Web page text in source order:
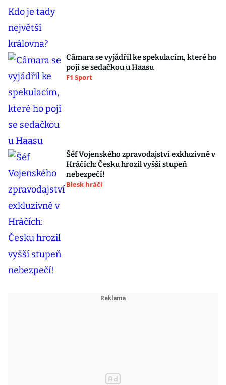
Câmara se vyjádřil ke spekulacím, které ho
pojí se sedačkou u Haasu
F1 Sport
Šéf Vojenského zpravodajství exkluzivně v
Hráčích: Česku hrozil vyšší stupeň
nebezpečí!
Blesk hráči